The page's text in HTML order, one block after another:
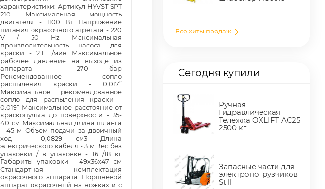
характеристики: Артикул HYVST SPT
210 Максимальная мощность
двигателя - 1100 Вт Напряжение
питания окрасочного агрегата - 220
V / 50 Hz Максимальная
производительность насоса для
краски - 2.1 л/мин Максимальное
рабочее давление на выходе из
аппарата - 270 бар
Рекомендованное сопло
распыления краски - 0,017”
Максимальное рекомендованное
сопло для распыления краски -
0,019” Максимальное расстояние от
краскопульта до поверхности - 35-
40 см Максимальная длина шланга
- 45 м Объем подачи за двоичный
ход - 0,0829 см3 Длина
электрического кабеля - 3 м Вес без
упаковки / в упаковке - 16 /18 кг
Габариты упаковки - 49х36х47 см
Стандартная комплектация
окрасочного аппарата: Поршневой
аппарат окрасочный на ножках и с
Все хиты продаж
Сегодня купили
Ручная
Гидравлическая
Тележка OXLIFT AC25
2500 кг
Запасные части для
электропогрузчиков
Still